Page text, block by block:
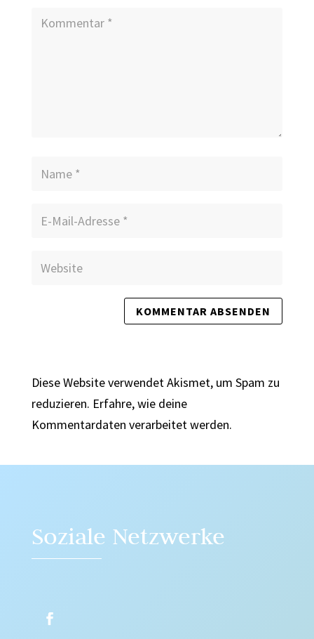
Diese Website verwendet Akismet, um Spam zu
reduzieren. Erfahre, wie deine
Kommentardaten verarbeitet werden.
Soziale Netzwerke